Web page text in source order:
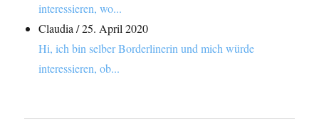
interessieren, wo...
Claudia/25. April 2020
Hi, ich bin selber Borderlinerin und mich würde
interessieren, ob...